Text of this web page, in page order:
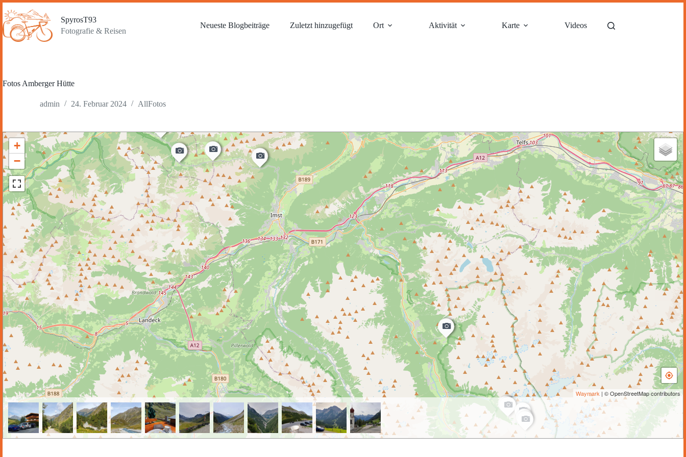
Inhalt
springen
SpyrosT93
Fotografie & Reisen
Neueste Blogbeiträge Zuletzt hinzugefügt Ort Aktivität Karte Videos
Fotos Amberger Hütte
admin 24. Februar 2024 AllFotos
+
−
Waymark | © OpenStreetMap contributors